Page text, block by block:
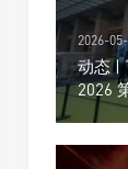
2026-
动态 |
2026